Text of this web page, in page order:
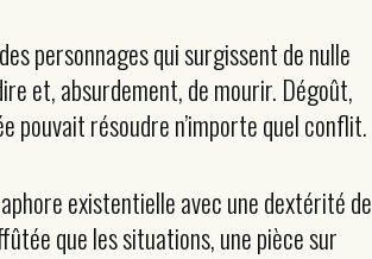
personnages qui surgissent de nulle
et, absurdement, de mourir. Dégoût,
pouvait résoudre n’importe quel conflit.
existentielle avec une dextérité de
que les situations, une pièce sur